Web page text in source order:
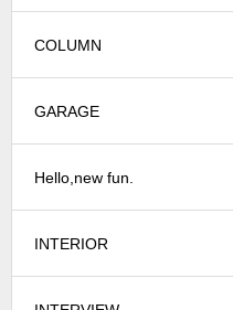
土間のある家
INTERIOR
COLUMN
GARAGE
Hello,new fun.
INTERIOR